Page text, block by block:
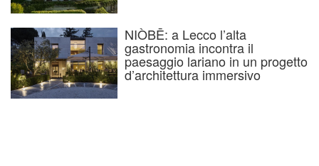
NIÒBĒ: a Lecco l’alta
gastronomia incontra il
paesaggio lariano in un progetto
d’architettura immersivo